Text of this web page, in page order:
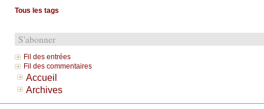
Tous les tags
S'abonner
Fil des entrées
Fil des commentaires
Accueil
Archives